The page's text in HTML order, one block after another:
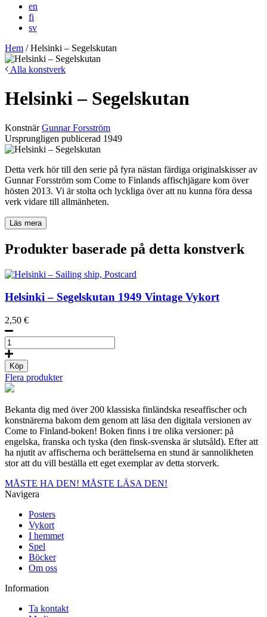
en
fi
sv
Hem /Helsinki – Segelskutan
Alla konstverk
Helsinki – Segelskutan
Konstnär Gunnar Forsström
Ursprungligen publicerad 1949
Detta verk hör till den serie på fyra nästan färdiga originalskisser av
Gunnar Forsström som Come to Finlands affischjägare kom över
hösten 2013. Vi är stolta och lyckliga över att nu kunna föra dessa
verk vidare till allmänheten.
Läs mera
Produkter baserade på detta konstverk
Helsinki – Segelskutan 1949 Vintage Vykort
2,50 €
Helsinki
-
Sailing
ship,
Postcard
mängd
Köp
Flera produkter
Bekanta dig med över 200 klassiska finländska reseaffischer och
konstnärerna bakom dem genom att läsa den digitala versionen av
Come to Finland-boken! Boken finns i tre olika versioner: på
engelska, franska och tyska (den finsk-svenska är slutsåld). Efter att
ha njutit av affischerna och berättelserna en stund är sannolikheten
stor att du vill beställa ett eget exemplar av detta storverk.
MÅSTE HA DEN! MÅSTE LÄSA DEN!
Navigera
Posters
Vykort
I hemmet
Spel
Böcker
Om oss
Information
Ta kontakt